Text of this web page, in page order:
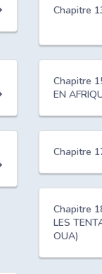
Chapitre
Chapitre
EN
Chapitre
Chapitre
LES
OUA)